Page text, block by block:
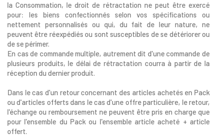
la Consommation, le droit de rétractation ne peut être exercé
pour: les biens confectionnés selon vos spécifications ou
nettement personnalisés ou qui, du fait de leur nature, ne
peuvent être réexpédiés ou sont susceptibles de se détériorer ou
de se périmer.
En cas de commande multiple, autrement dit d'une commande de
plusieurs produits, le délai de rétractation courra à partir de la
réception du dernier produit.
Dans le cas d'un retour concernant des articles achetés en Pack
ou d'articles offerts dans le cas d'une offre particulière, le retour,
l'échange ou remboursement ne peuvent être pris en charge que
pour l'ensemble du Pack ou l'ensemble article acheté + article
offert.